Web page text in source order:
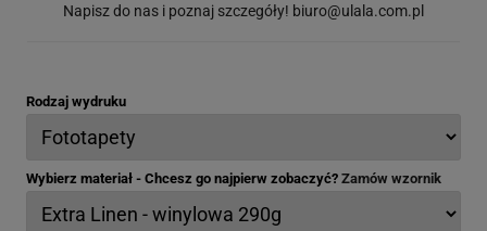
Napisz do nas i poznaj szczegóły! biuro@ulala.com.pl
Rodzaj wydruku
Wybierz materiał - Chcesz go najpierw zobaczyć? Zamów wzornik